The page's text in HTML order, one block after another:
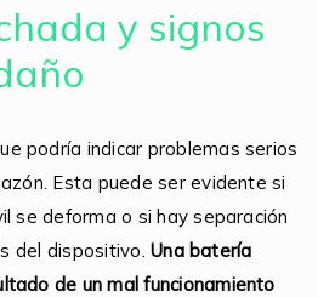
y signos
podría indicar problemas serios
Esta puede ser evidente si
se deforma o si hay separación
del dispositivo.Una batería
de un mal funcionamiento